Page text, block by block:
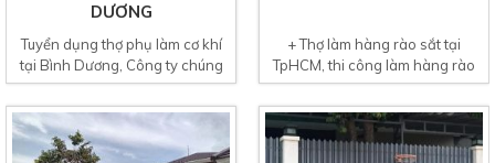
DƯƠNG
Tuyển dụng thợ phụ làm cơ khí
tại Bình Dương, Công ty chúng
tôi đang cần tuyển...
+ Thợ làm hàng rào sắt tại
TpHCM, thi công làm hàng rào
sắt mỹ thuật, làm hàng rào...